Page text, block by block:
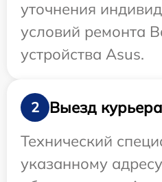
уточнения
условий ремонта
устройства Asus.
2
Выезд
Технический
указанному